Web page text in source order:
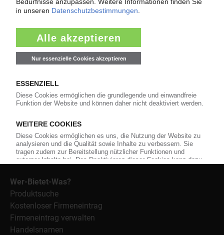
Kunststoffe sowie Märkte, Unternehmen, Produkte,
Material, Anwendungen und Verpackungen.
Weiterhin bietet das KunststoffWeb geeignete
Bezugsquellen für den Einkauf sowie nützlichen Service-
Informationen wie Handelsnamen und Veranstaltungen.
Nachrichten
Alle Nachrichten
Technologie
Polymerpreise
Insolvenzen
Archiv
Wer-Bietet-Was?
Produktsuche
Kostenloser Firmeneintrag
Firmeneintrag verwalten
Handelsnamen